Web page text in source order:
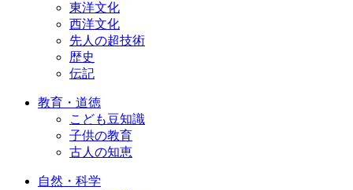
東洋文化
西洋文化
先人の超技術
歴史
伝記
教育・道徳
こども豆知識
子供の教育
古人の知恵
自然・科学